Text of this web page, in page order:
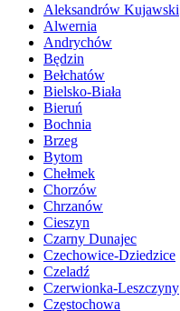
Aleksandrów Kujawski
Alwernia
Andrychów
Będzin
Bełchatów
Bielsko-Biała
Bieruń
Bochnia
Brzeg
Bytom
Chełmek
Chorzów
Chrzanów
Cieszyn
Czarny Dunajec
Czechowice-Dziedzice
Czeladź
Czerwionka-Leszczyny
Częstochowa